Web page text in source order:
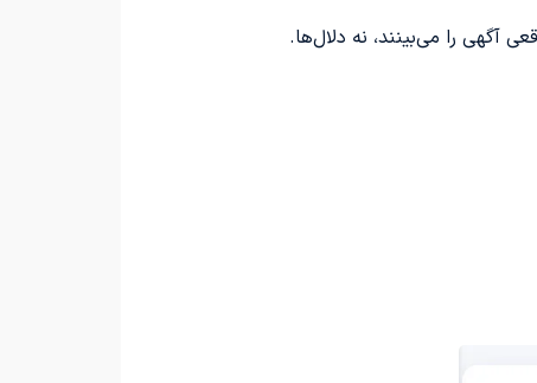
آگهی را می‌بینند، نه دلال‌ها.